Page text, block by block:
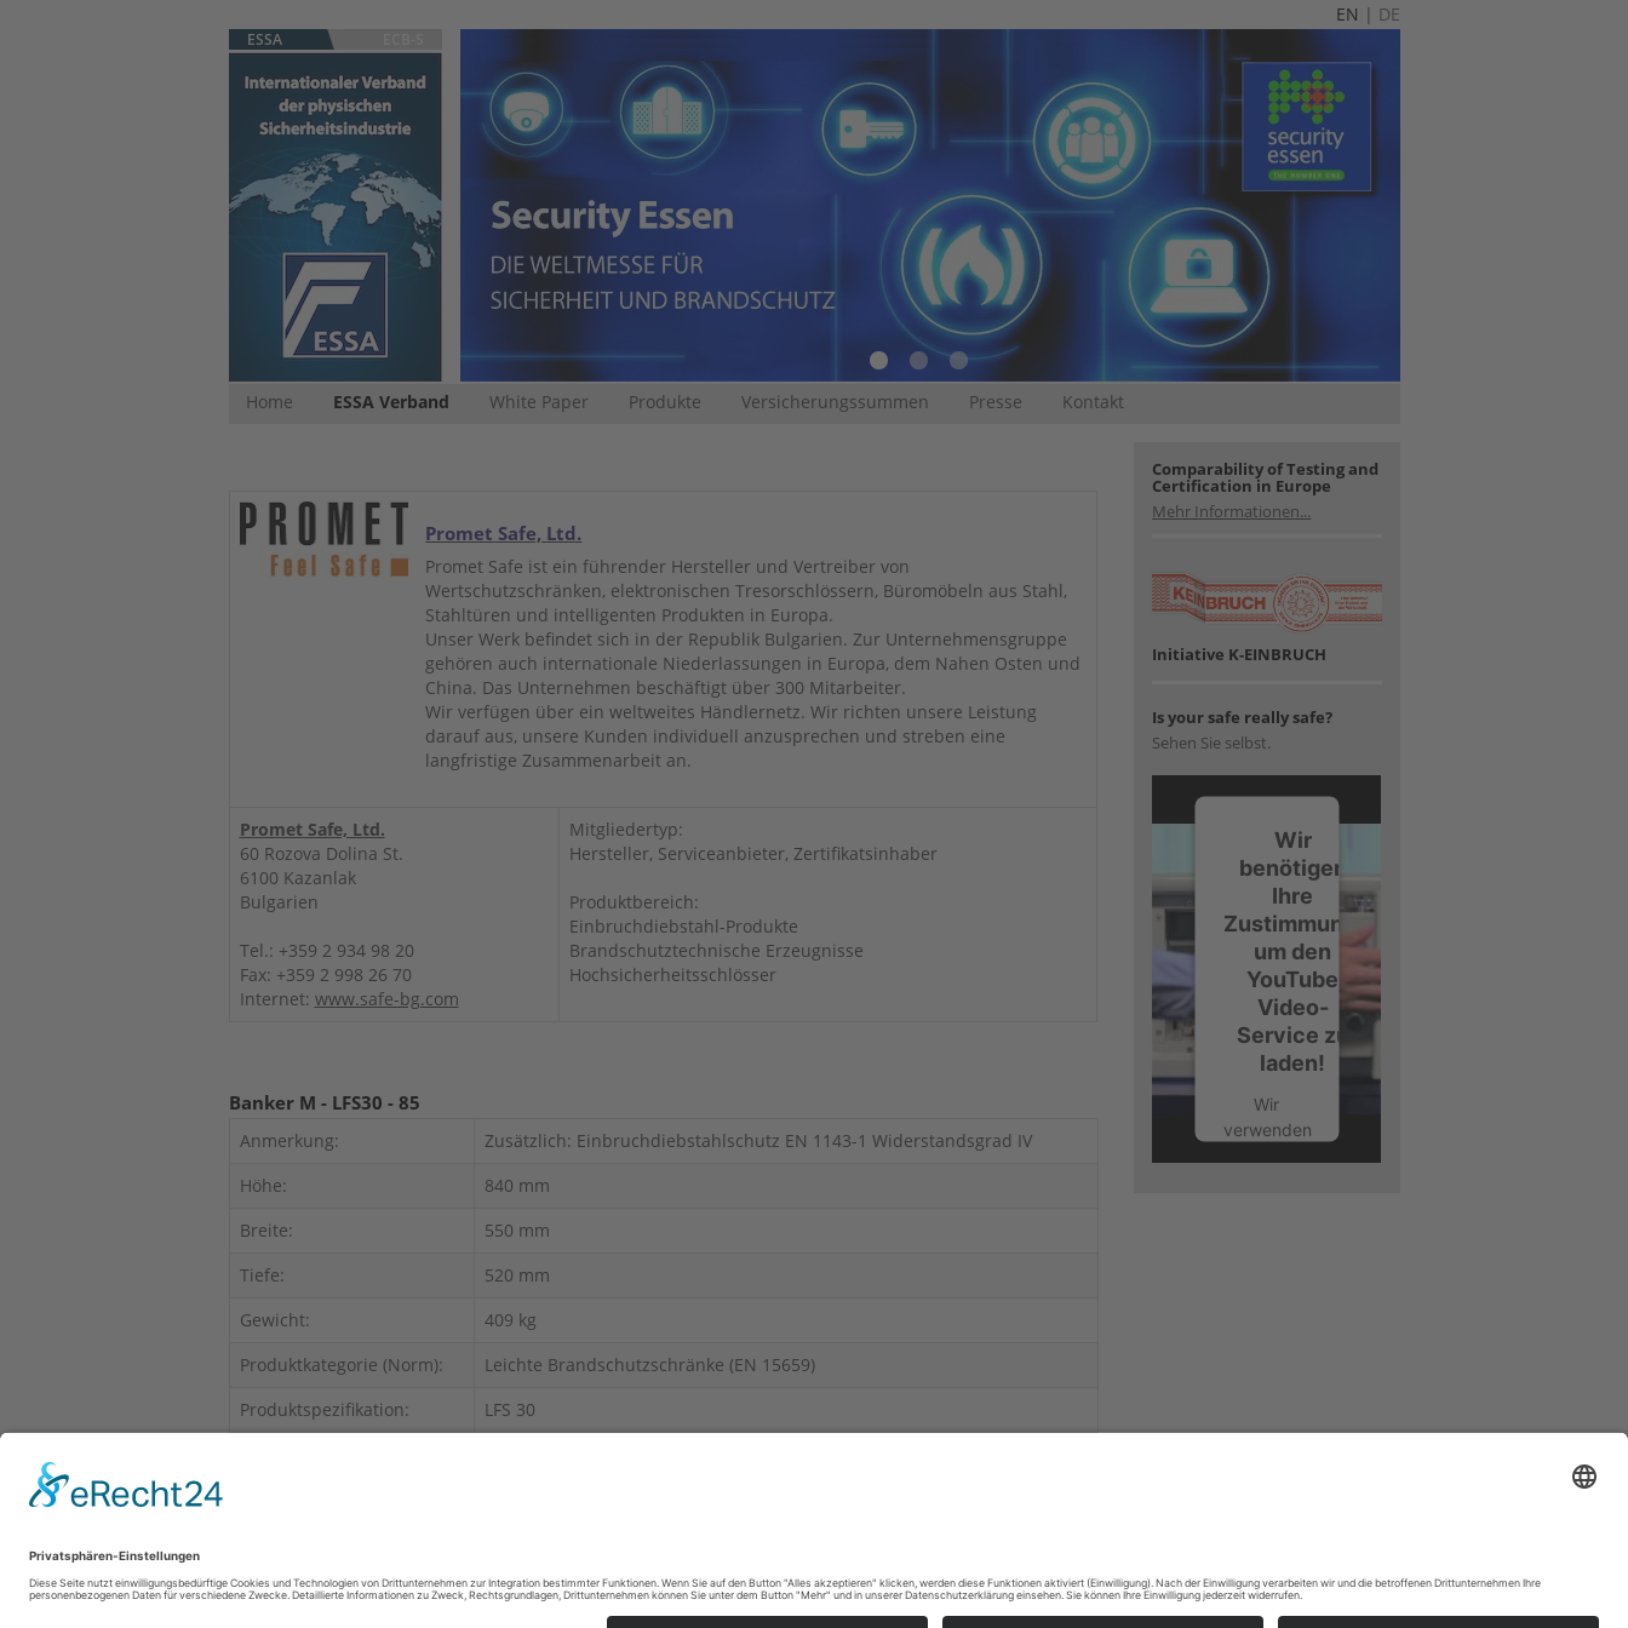
EN | DE
ESSA
Home ESSA Verband White Paper Produkte Versicherungssummen Presse Kontakt
Promet Safe, Ltd.
Promet Safe ist ein führender Hersteller und Vertreiber von
Wertschutzschränken, elektronischen Tresorschlössern, Büromöbeln aus Stahl,
Stahltüren und intelligenten Produkten in Europa.
Unser Werk befindet sich in der Republik Bulgarien. Zur Unternehmensgruppe
gehören auch internationale Niederlassungen in Europa, dem Nahen Osten und
China. Das Unternehmen beschäftigt über 300 Mitarbeiter.
Wir verfügen über ein weltweites Händlernetz. Wir richten unsere Leistung
darauf aus, unsere Kunden individuell anzusprechen und streben eine
langfristige Zusammenarbeit an.
Promet Safe, Ltd.
60 Rozova Dolina St.
6100 Kazanlak
Bulgarien
Tel.: +359 2 934 98 20
Fax: +359 2 998 26 70
Internet: www.safe-bg.com
Mitgliedertyp:
Hersteller, Serviceanbieter, Zertifikatsinhaber
Produktbereich:
Einbruchdiebstahl-Produkte
Brandschutztechnische Erzeugnisse
Hochsicherheitsschlösser
Banker M - LFS30 - 85
Anmerkung:
Zusätzlich: Einbruchdiebstahlschutz EN 1143-1 Widerstandsgrad IV
Höhe:
840 mm
Breite:
550 mm
Tiefe:
520 mm
Gewicht:
409 kg
Produktkategorie (Norm):
Leichte Brandschutzschränke (EN 15659)
Produktspezifikation:
LFS 30
Comparability of Testing and
Certification in Europe
Mehr Informationen...
Initiative K-EINBRUCH
Is your safe really safe?
Sehen Sie selbst.
Wir
benötigen
Ihre
Zustimmung,
um den
YouTube
Video-
Service zu
laden!
Wir
verwenden
Ihren
durch und
stimmen